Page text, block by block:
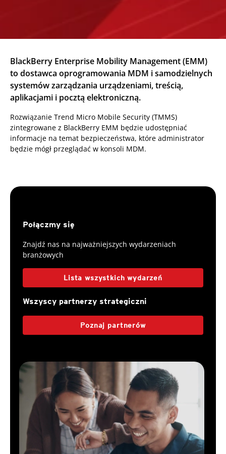
BlackBerry Enterprise Mobility Management (EMM)
to dostawca oprogramowania MDM i samodzielnych
systemów zarządzania urządzeniami, treścią,
aplikacjami i pocztą elektroniczną.
Rozwiązanie Trend Micro Mobile Security (TMMS)
zintegrowane z BlackBerry EMM będzie udostępniać
informacje na temat bezpieczeństwa, które administrator
będzie mógł przeglądać w konsoli MDM.
Połączmy się
Znajdź nas na najważniejszych wydarzeniach
branżowych
Lista wszystkich wydarzeń
Wszyscy partnerzy strategiczni
Poznaj partnerów